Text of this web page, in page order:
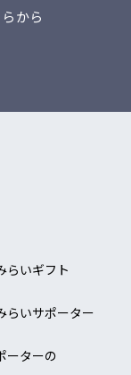
から
らいギフト
らいサポーター
ーターの